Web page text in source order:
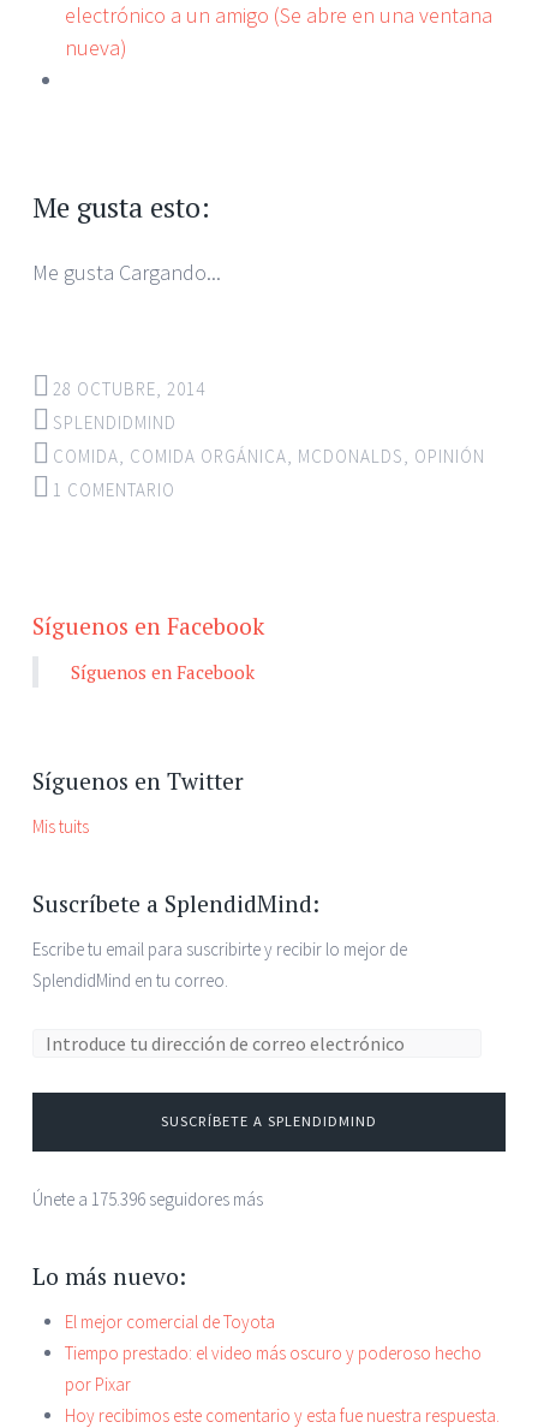
electrónico a un amigo (Se abre en una ventana
nueva)
Me gusta esto:
Me gusta Cargando...
28 OCTUBRE, 2014
SPLENDIDMIND
COMIDA, COMIDA ORGÁNICA, MCDONALDS, OPINIÓN
1 COMENTARIO
Síguenos en Facebook
Síguenos en Facebook
Síguenos en Twitter
Mis tuits
Suscríbete a SplendidMind:
Escribe tu email para suscribirte y recibir lo mejor de
SplendidMind en tu correo.
Dirección de correo electrónico:
SUSCRÍBETE A SPLENDIDMIND
Únete a 175.396 seguidores más
Lo más nuevo:
El mejor comercial de Toyota
Tiempo prestado: el video más oscuro y poderoso hecho
por Pixar
Hoy recibimos este comentario y esta fue nuestra respuesta.